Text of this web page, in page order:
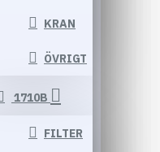
KRAN
ÖVRIGT
1710B
FILTER